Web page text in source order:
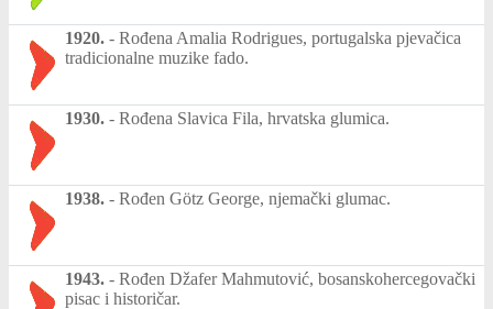
1920. - Rođena Amalia Rodrigues, portugalska pjevačica
tradicionalne muzike fado.
1930. - Rođena Slavica Fila, hrvatska glumica.
1938. - Rođen Götz George, njemački glumac.
1943. - Rođen Džafer Mahmutović, bosanskohercegovački
pisac i historičar.